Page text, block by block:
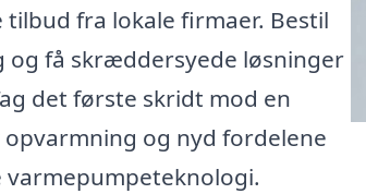
tilbud fra lokale firmaer. Bestil
og få skræddersyede løsninger
det første skridt mod en
og nyd fordelene
varmepumpeteknologi.